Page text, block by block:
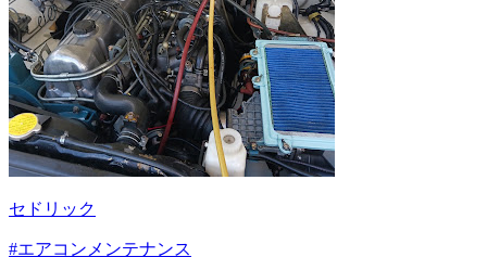
セドリック
#エアコンメンテナンス